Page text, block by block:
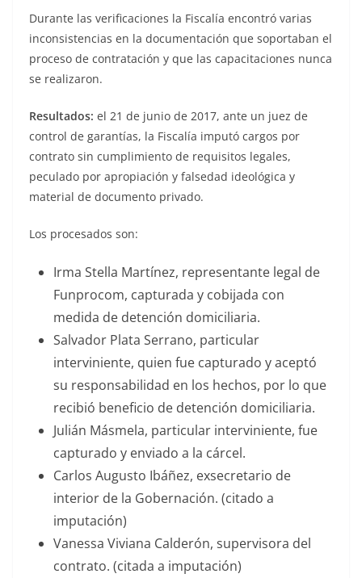
Durante las verificaciones la Fiscalía encontró varias
inconsistencias en la documentación que soportaban el
proceso de contratación y que las capacitaciones nunca
se realizaron.
Resultados: el 21 de junio de 2017, ante un juez de
control de garantías, la Fiscalía imputó cargos por
contrato sin cumplimiento de requisitos legales,
peculado por apropiación y falsedad ideológica y
material de documento privado.
Los procesados son:
Irma Stella Martínez, representante legal de
Funprocom, capturada y cobijada con
medida de detención domiciliaria.
Salvador Plata Serrano, particular
interviniente, quien fue capturado y aceptó
su responsabilidad en los hechos, por lo que
recibió beneficio de detención domiciliaria.
Julián Másmela, particular interviniente, fue
capturado y enviado a la cárcel.
Carlos Augusto Ibáñez, exsecretario de
interior de la Gobernación. (citado a
imputación)
Vanessa Viviana Calderón, supervisora del
contrato. (citada a imputación)